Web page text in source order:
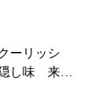
ーリッシ
隠し味 来年
振り返る